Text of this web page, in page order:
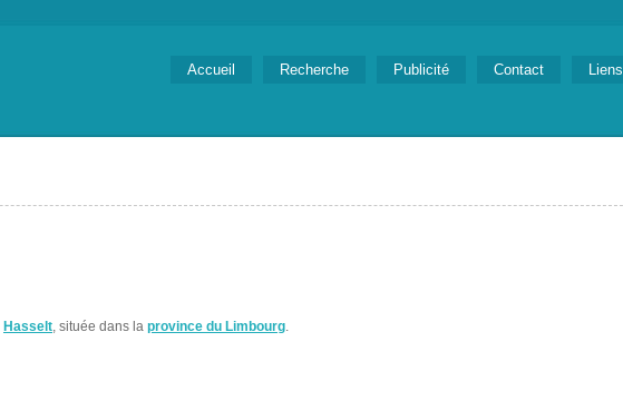
Accueil Recherche Publicité Contact Liens
Hasselt, située dans la province du Limbourg.